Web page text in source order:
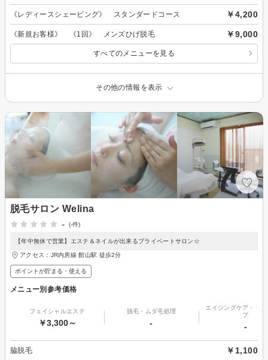
《レディースシェービング》 スタンダードコース ￥4,200
《新規お客様》 《1回》 メンズひげ脱毛 ￥9,000
すべてのメニューを見る
その他の情報を表示
脱毛サロン Welina
-
(-件)
【年中無休で営業】エステ＆ネイルが出来るプライベートサロン☆
アクセス：JR内房線 館山駅 徒歩2分
ポイントが貯まる・使える
メニュー別参考価格
フェイシャルエステ
￥3,300～
脱毛・ムダ毛処理
-
エイジングケア・リ
プ
-
脇脱毛 ￥1,100